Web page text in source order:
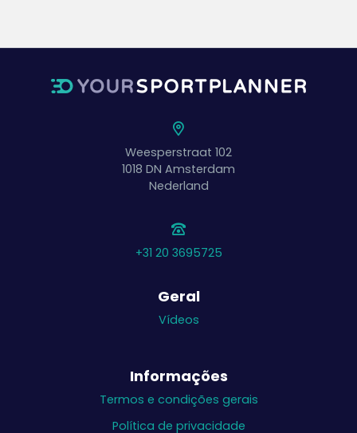
Weesperstraat 102
1018 DN Amsterdam
Nederland
+31 20 3695725
Geral
Vídeos
Informações
Termos e condições gerais
Política de privacidade